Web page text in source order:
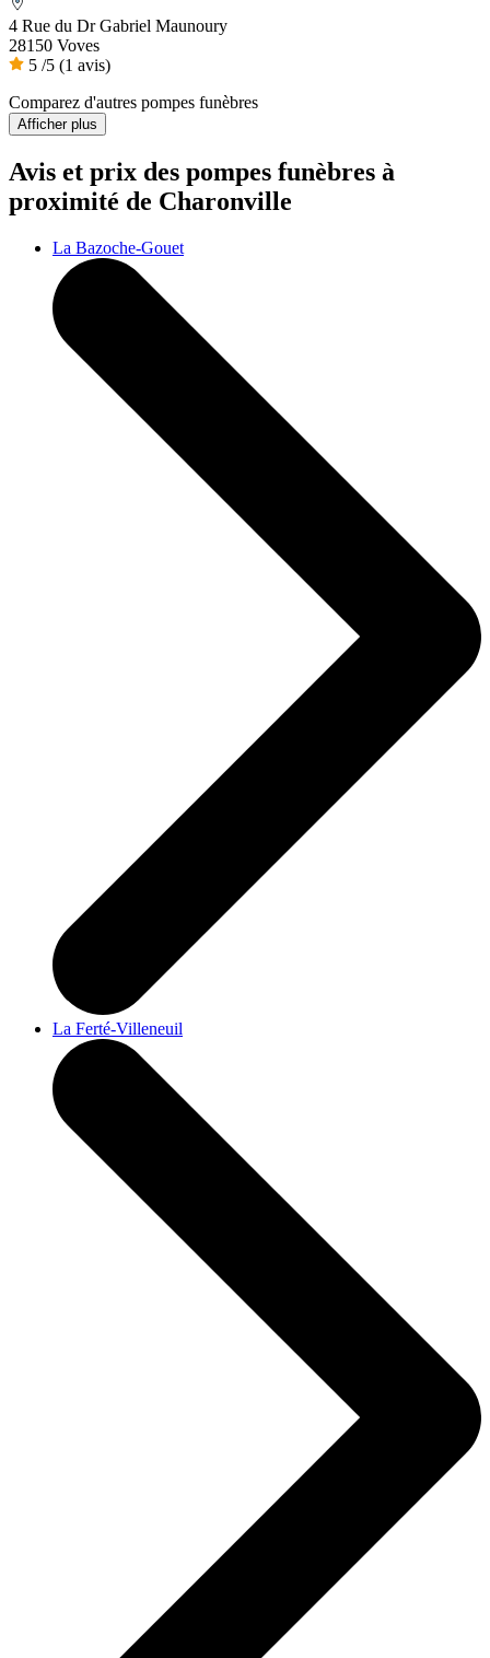
4 Rue du Dr Gabriel Maunoury
28150 Voves
5 /5 (1 avis)
Comparez d'autres pompes funèbres
Afficher plus
Avis et prix des pompes funèbres à
proximité de Charonville
La Bazoche-Gouet
La Ferté-Villeneuil